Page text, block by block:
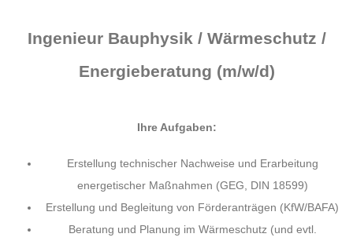
Ingenieur Bauphysik / Wärmeschutz /
Energieberatung (m/w/d)
Ihre Aufgaben:
Erstellung technischer Nachweise und Erarbeitung
energetischer Maßnahmen (GEG, DIN 18599)
Erstellung und Begleitung von Förderanträgen (KfW/BAFA)
Beratung und Planung im Wärmeschutz (und evtl.